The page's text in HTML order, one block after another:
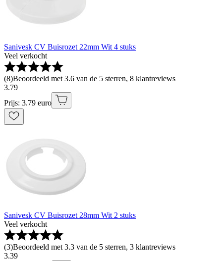
Sanivesk CV Buisrozet 22mm Wit 4 stuks
Veel verkocht
(8)Beoordeeld met 3.6 van de 5 sterren, 8 klantreviews
3.79
Prijs: 3.79 euro
Sanivesk CV Buisrozet 28mm Wit 2 stuks
Veel verkocht
(3)Beoordeeld met 3.3 van de 5 sterren, 3 klantreviews
3.39